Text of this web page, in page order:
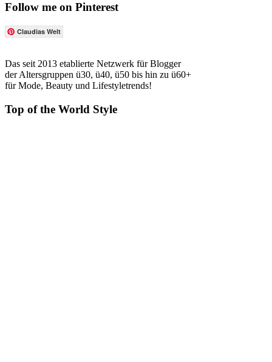
Follow me on Pinterest
Claudias Welt
Das seit 2013 etablierte Netzwerk für Blogger
der Altersgruppen ü30, ü40, ü50 bis hin zu ü60+
für Mode, Beauty und Lifestyletrends!
Top of the World Style